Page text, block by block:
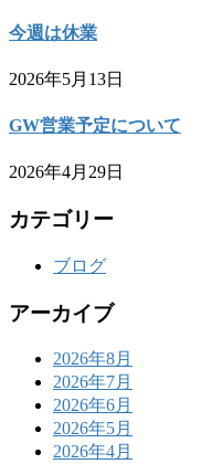
今週は休業
2026年5月13日
GW営業予定について
2026年4月29日
カテゴリー
ブログ
アーカイブ
2026年8月
2026年7月
2026年6月
2026年5月
2026年4月